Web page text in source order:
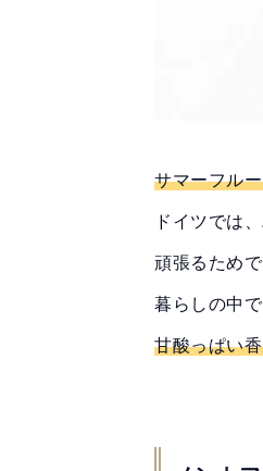
サマーフル
ドイツでは
頑張るため
暮らしの中
甘酸っぱい